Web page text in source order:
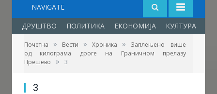
NAVIGATE
ДРУШТВО ПОЛИТИКА ЕКОНОМИЈА КУЛТУРА
Почетна » Вести » Хроника »
Заплењено више
од килограма дроге на Граничном прелазу
Прешево
» 3
Фото: МУП
3